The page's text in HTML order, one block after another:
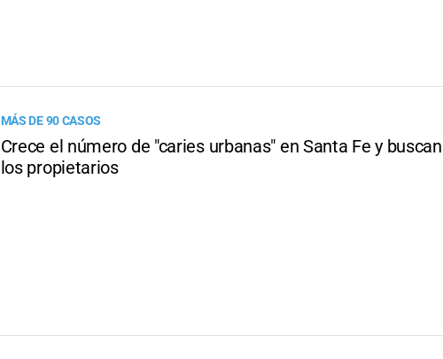
MÁS DE 90 CASOS
Crece el número de "caries urbanas" en Santa Fe y
los propietarios